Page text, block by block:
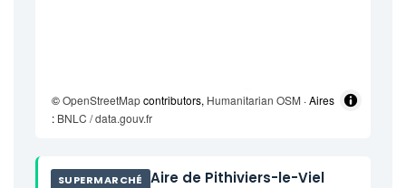
©OpenStreetMapcontributors, Humanitarian OSM · Aires
: BNLC / data.gouv.fr
SUPERMARCHÉ Aire de Pithiviers-le-Viel